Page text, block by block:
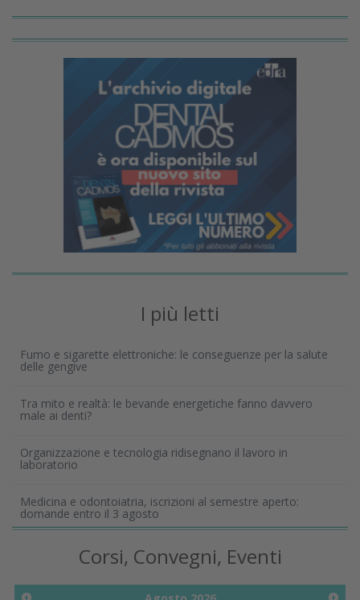
I più letti
Fumo e sigarette elettroniche: le conseguenze per la salute
delle gengive
Tra mito e realtà: le bevande energetiche fanno davvero
male ai denti?
Organizzazione e tecnologia ridisegnano il lavoro in
laboratorio
Medicina e odontoiatria, iscrizioni al semestre aperto:
domande entro il 3 agosto
Corsi, Convegni, Eventi